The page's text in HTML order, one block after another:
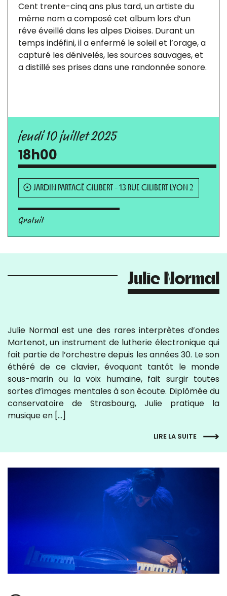
Cent trente-cinq ans plus tard, un artiste du
même nom a composé cet album lors d’un
rêve éveillé dans les alpes Dioises. Durant un
temps indéfini, il a enfermé le soleil et l’orage, a
capturé les dénivelés, les sources sauvages, et
a distillé ses prises dans une randonnée sonore.
jeudi 10 juillet 2025
18h00
JARDIN PARTAGÉ GILIBERT - 13 RUE GILIBERT LYON 2
Gratuit
Julie Normal
Julie Normal est une des rares interprètes d’ondes
Martenot, un instrument de lutherie électronique qui
fait partie de l’orchestre depuis les années 30. Le son
éthéré de ce clavier, évoquant tantôt le monde
sous-marin ou la voix humaine, fait surgir toutes
sortes d’images mentales à son écoute. Diplômée du
conservatoire de Strasbourg, Julie pratique la
musique en […]
LIRE LA SUITE